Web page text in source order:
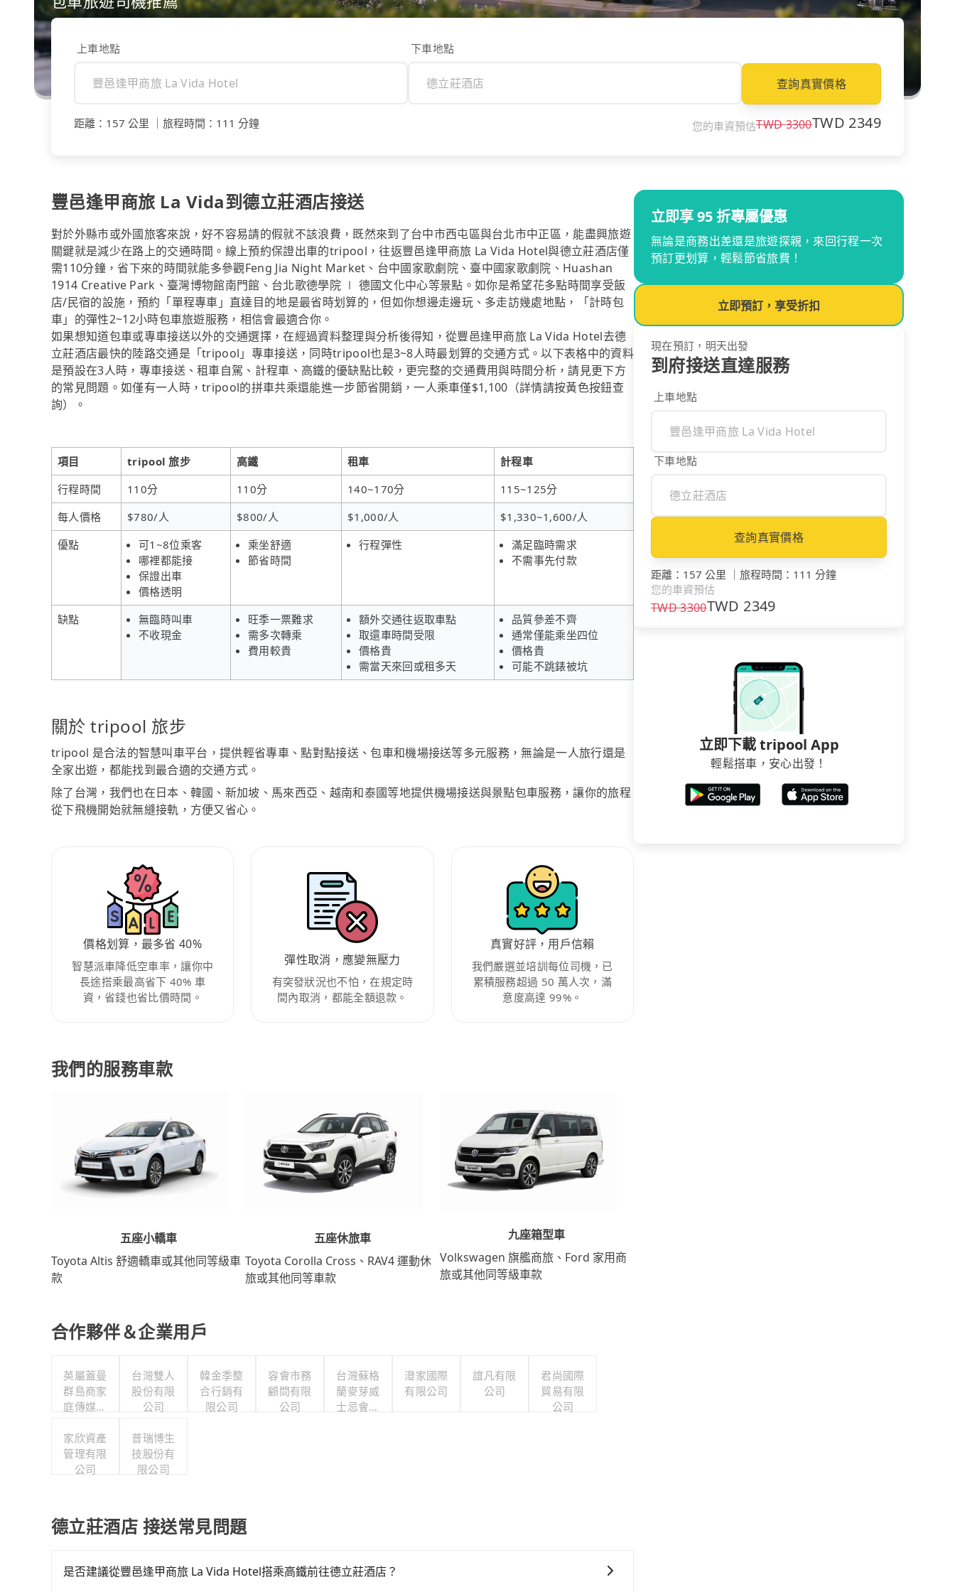
上車地點 下車地點
查詢真實價格
距離 ： 157 公里 旅程時間 ： 111 分鐘 您的車資預估TWD3300TWD 2349
豐邑逢甲商旅 La Vida到德立莊酒店接送
對於外縣市或外國旅客來說，好不容易請的假就不該浪費，既然來到了台中市西屯區與台北市中正區，能盡興旅遊
關鍵就是減少在路上的交通時間。線上預約保證出車的tripool，往返豐邑逢甲商旅 La Vida Hotel與德立莊酒店僅
需110分鐘，省下來的時間就能多參觀Feng Jia Night Market、台中國家歌劇院、臺中國家歌劇院、Huashan
1914 Creative Park、臺灣博物館南門館、台北歌德學院 ∣ 德國文化中心等景點。如你是希望花多點時間享受飯
店/民宿的設施，預約「單程專車」直達目的地是最省時划算的，但如你想邊走邊玩、多走訪幾處地點，「計時包
車」的彈性2~12小時包車旅遊服務，相信會最適合你。
如果想知道包車或專車接送以外的交通選擇，在經過資料整理與分析後得知，從豐邑逢甲商旅 La Vida Hotel去德
立莊酒店最快的陸路交通是「tripool」專車接送，同時tripool也是3~8人時最划算的交通方式。以下表格中的資料
是預設在3人時，專車接送、租車自駕、計程車、高鐵的優缺點比較，更完整的交通費用與時間分析，請見更下方
的常見問題。如僅有一人時，tripool的拼車共乘還能進一步節省開銷，一人乘車僅$1,100（詳情請按黃色按鈕查
詢）。
項目 tripool 旅步 高鐵 租車
計程車
行程時間
110分 110分 140~170分
115~125分
每人價格
$780/人 $800/人 $1,000/人
$1,330~1,600/人
優點
可1~8位乘客
哪裡都能接
保證出車
價格透明
乘坐舒適
節省時間
行程彈性
滿足臨時需求
不需事先付款
缺點
無臨時叫車
不收現金
旺季一票難求
需多次轉乘
費用較貴
額外交通往返取車點
取還車時間受限
價格貴
需當天來回或租多天
品質參差不齊
通常僅能乘坐四位
價格貴
可能不跳錶被坑
關於 tripool 旅步
tripool 是合法的智慧叫車平台，提供輕省專車、點對點接送、包車和機場接送等多元服務，無論是一人旅行還是
全家出遊，都能找到最合適的交通方式。
除了台灣，我們也在日本、韓國、新加坡、馬來西亞、越南和泰國等地提供機場接送與景點包車服務，讓你的旅程
從下飛機開始就無縫接軌，方便又省心。
價格划算，最多省 40%
智慧派車降低空車率，讓你中
長途搭乘最高省下 40% 車
資，省錢也省比價時間。
彈性取消，應變無壓力
有突發狀況也不怕，在規定時
間內取消，都能全額退款。
真實好評，用戶信賴
我們嚴選並培訓每位司機，已
累積服務超過 50 萬人次，滿
意度高達 99%。
我們的服務車款
五座小轎車
Toyota Altis 舒適轎車或其他同等級車
款
五座休旅車
Toyota Corolla Cross、RAV4 運動休
旅或其他同等車款
九座箱型車
Volkswagen 旗艦商旅、Ford 家用商
旅或其他同等級車款
合作夥伴＆企業用戶
英屬蓋曼
群島商家
庭傳媒股
司城邦分
公司
台灣雙人
股份有限
公司
韓金季整
合行銷有
限公司
容會市務
顧問有限
公司
台灣蘇格
蘭麥芽威
士忌會所
澄家國際
有限公司
誼凡有限
公司
君尚國際
貿易有限
公司
家欣資產
管理有限
公司
普瑞博生
技股份有
限公司
德立莊酒店 接送常見問題
是否建議從豐邑逢甲商旅 La Vida Hotel搭乘高鐵前往德立莊酒店？
立即享 95 折專屬優惠
無論是商務出差還是旅遊探親，來回行程一次
預訂更划算，輕鬆節省旅費！
立即預訂，享受折扣
現在預訂，明天出發
到府接送直達服務
上車地點
下車地點
查詢真實價格
距離 ： 157 公里 ｜ 旅程時間 ： 111 分鐘
您的車資預估
TWD3300TWD 2349
立即下載 tripool App
輕鬆搭車，安心出發！